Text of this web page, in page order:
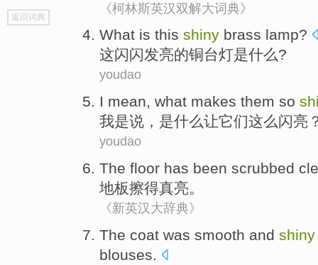
go
top
返回词典
《柯林斯英汉双解大词典》
What is this shiny brass lamp?
这闪闪发亮的铜台灯是什么?
youdao
I mean, what makes them so
我是说 ， 是什么让它们这么闪亮
youdao
The floor has been scrubbed
地板擦得真亮。
《新英汉大辞典》
The coat was smooth and shiny
blouses.